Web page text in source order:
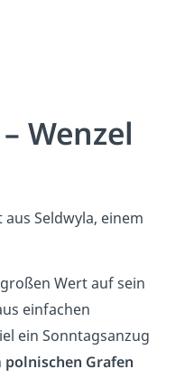
Wenzel
Seldwyla, einem
Wert auf sein
einfachen
ein Sonntagsanzug
polnischen Grafen